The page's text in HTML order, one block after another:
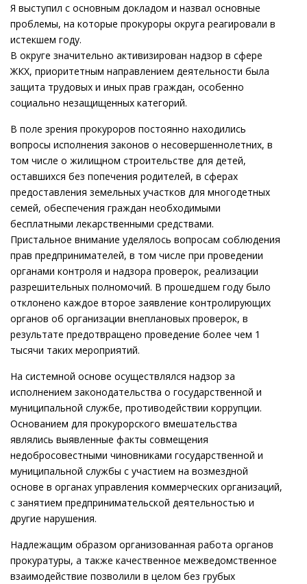
Я выступил с основным докладом и назвал основные
проблемы, на которые прокуроры округа реагировали в
истекшем году.
В округе значительно активизирован надзор в сфере
ЖКХ, приоритетным направлением деятельности была
защита трудовых и иных прав граждан, особенно
социально незащищенных категорий.
В поле зрения прокуроров постоянно находились
вопросы исполнения законов о несовершеннолетних, в
том числе о жилищном строительстве для детей,
оставшихся без попечения родителей, в сферах
предоставления земельных участков для многодетных
семей, обеспечения граждан необходимыми
бесплатными лекарственными средствами.
Пристальное внимание уделялось вопросам соблюдения
прав предпринимателей, в том числе при проведении
органами контроля и надзора проверок, реализации
разрешительных полномочий. В прошедшем году было
отклонено каждое второе заявление контролирующих
органов об организации внеплановых проверок, в
результате предотвращено проведение более чем 1
тысячи таких мероприятий.
На системной основе осуществлялся надзор за
исполнением законодательства о государственной и
муниципальной службе, противодействии коррупции.
Основанием для прокурорского вмешательства
являлись выявленные факты совмещения
недобросовестными чиновниками государственной и
муниципальной службы с участием на возмездной
основе в органах управления коммерческих организаций,
с занятием предпринимательской деятельностью и
другие нарушения.
Надлежащим образом организованная работа органов
прокуратуры, а также качественное межведомственное
взаимодействие позволили в целом без грубых